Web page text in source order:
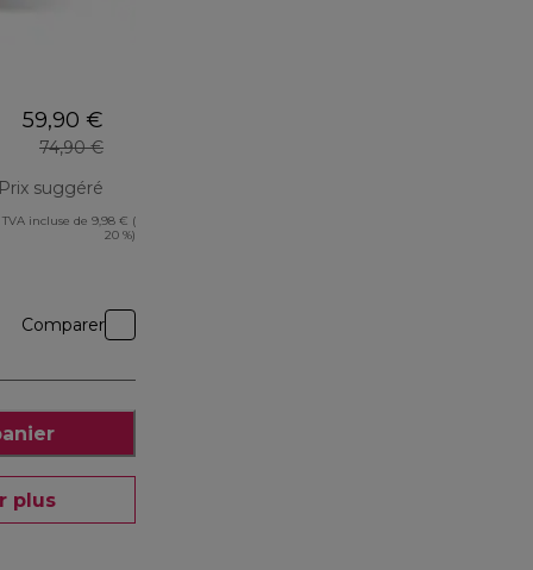
59,90 €
74,90 €
Prix suggéré
prix original 74,90 €
TVA incluse de 9,98 € (
20 %)
Comparer
plus